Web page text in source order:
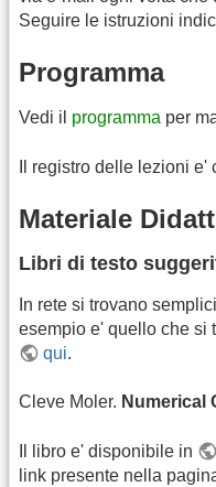
Seguire le istruzioni
Programma
Vedi il programma per
Il registro delle lezioni e'
Materiale
Libri di testo
In rete si trovano
esempio e' quello che si
qui.
Cleve Moler. Numerical
Il libro e' disponibile in
link presente nella